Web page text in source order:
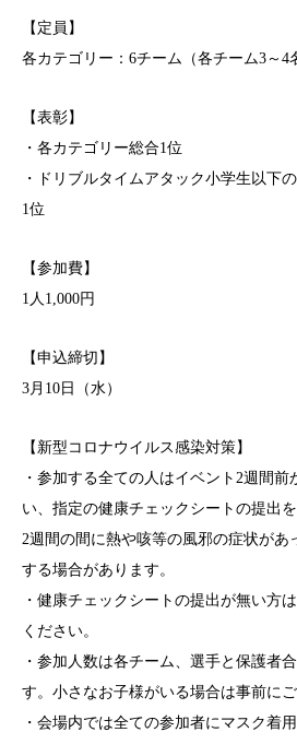
【定員】
各カテゴリー：6チーム（各チーム3～4
【表彰】
・各カテゴリー総合1位
・ドリブルタイムアタック小学生以下
1位
【参加費】
1人1,000円
【申込締切】
3月10日（水）
【新型コロナウイルス感染対策】
・参加する全ての人はイベント2週間
い、指定の健康チェックシートの提出
2週間の間に熱や咳等の風邪の症状があ
する場合があります。
・健康チェックシートの提出が無い方
ください。
・参加人数は各チーム、選手と保護者
す。小さなお子様がいる場合は事前にご
・会場内では全ての参加者にマスク着